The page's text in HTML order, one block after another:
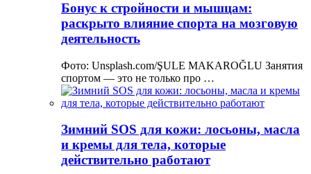
Бонус к стройности и мышцам:
раскрыто влияние спорта на мозговую
деятельность
Фото: Unsplash.com/ŞULE MAKAROĞLU Занятия
спортом — это не только про …
Зимний SOS для кожи: лосьоны, масла
и кремы для тела, которые
действительно работают